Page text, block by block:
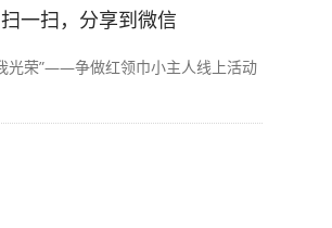
扫一扫，分享到微信